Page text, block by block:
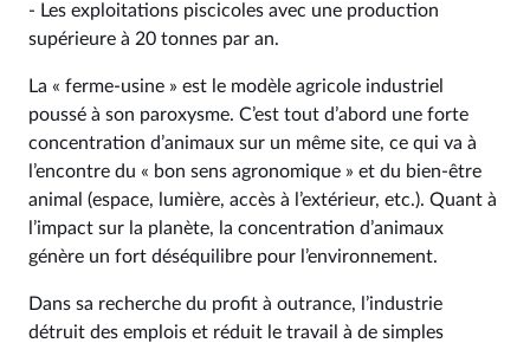
- Les exploitations piscicoles avec une production
supérieure à 20 tonnes par an.
La « ferme‑usine » est le modèle agricole industriel
poussé à son paroxysme. C’est tout d’abord une forte
concentration d’animaux sur un même site, ce qui va à
l’encontre du « bon sens agronomique » et du bien‑être
animal (espace, lumière, accès à l’extérieur, etc.). Quant à
l’impact sur la planète, la concentration d’animaux
génère un fort déséquilibre pour l’environnement.
Dans sa recherche du profit à outrance, l’industrie
détruit des emplois et réduit le travail à de simples